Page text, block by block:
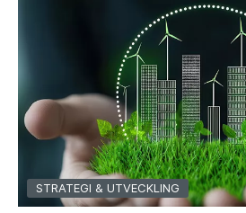
STRATEGI & UTVECKLING